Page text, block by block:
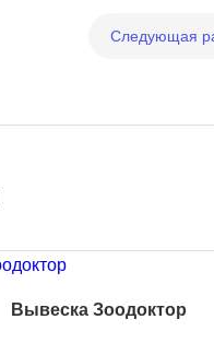
Следующая
Вывеска Зоодоктор